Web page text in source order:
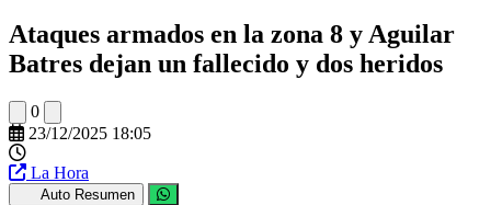
Ataques armados en la zona 8 y Aguilar
Batres dejan un fallecido y dos heridos
0
23/12/2025 18:05
La Hora
Auto Resumen